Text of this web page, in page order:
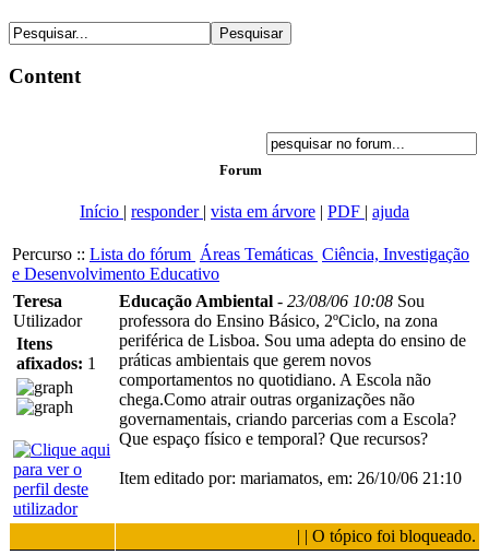
Content
Forum
Início | responder | vista em árvore | PDF | ajuda
Percurso :: Lista do fórum Áreas Temáticas Ciência, Investigação
e Desenvolvimento Educativo
Teresa
Utilizador
Itens
afixados: 1
Educação Ambiental - 23/08/06 10:08 Sou
professora do Ensino Básico, 2ºCiclo, na zona
periférica de Lisboa. Sou uma adepta do ensino de
práticas ambientais que gerem novos
comportamentos no quotidiano. A Escola não
chega.Como atrair outras organizações não
governamentais, criando parcerias com a Escola?
Que espaço físico e temporal? Que recursos?
Item editado por: mariamatos, em: 26/10/06 21:10
| | O tópico foi bloqueado.